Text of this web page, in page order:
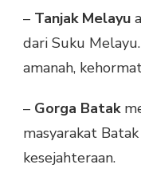
– Tanjak Melayu
dari Suku
amanah,
– Gorga Batak
masyarakat
kesejahteraan.